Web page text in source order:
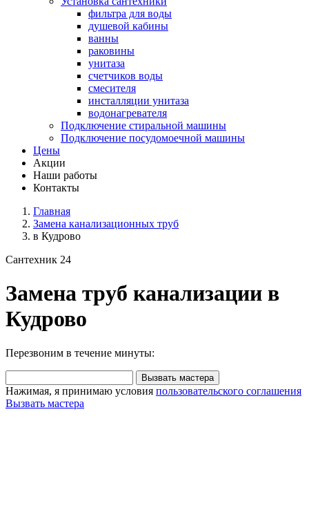
фильтра для воды
душевой кабины
ванны
раковины
унитаза
счетчиков воды
смесителя
инсталляции унитаза
водонагревателя
Подключение стиральной машины
Подключение посудомоечной машины
Цены
Акции
Наши работы
Контакты
Главная
Замена канализационных труб
в Кудрово
Сантехник 24
Замена труб канализации в
Кудрово
Перезвоним в течение минуты:
Вызвать мастера
Нажимая, я принимаю условия пользовательского соглашения
Вызвать мастера